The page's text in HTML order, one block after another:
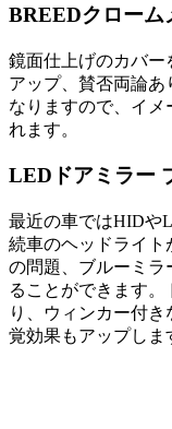
BREEDクローム
鏡面仕上げのカバー
アップ、賛否両論あ
なりますので、イメ
れます。
LEDドアミラー
最近の車ではHIDや
続車のヘッドライト
の問題、ブルーミラ
ることができます
り、ウィンカー付
覚効果もアップしま